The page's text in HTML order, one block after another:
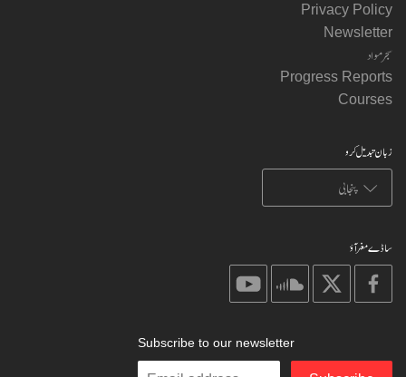
Privacy Policy
Newsletter
سجر مواد
Progress Reports
Courses
زبان تبدیل کرو
ساڈے مغر آؤ
on
facebook
on
on
soundcloud
on
Subscribe to our newsletter
Enter